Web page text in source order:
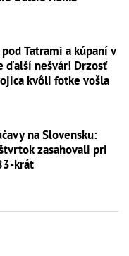
Tatrami a kúpaní v
ďalší nešvár! Drzosť
kvôli fotke vošla
na Slovensku:
zasahovali pri
krát